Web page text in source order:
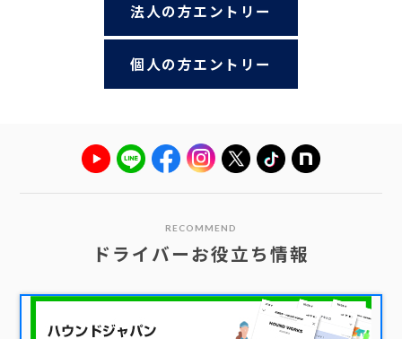
法人の方エントリー
個人の方エントリー
RECOMMEND
ドライバーお役立ち情報